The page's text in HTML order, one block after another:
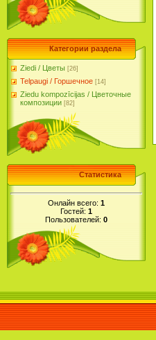
Категории раздела
Ziedi / Цветы [26]
Telpaugi / Горшечное [14]
Ziedu kompozīcijas / Цветочные
композиции [82]
Статистика
Онлайн всего: 1
Гостей: 1
Пользователей: 0